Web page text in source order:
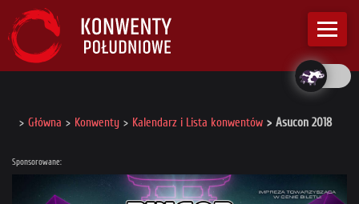
Główna Konwenty Kalendarz i Lista konwentów Asucon 2018
Sponsorowane: